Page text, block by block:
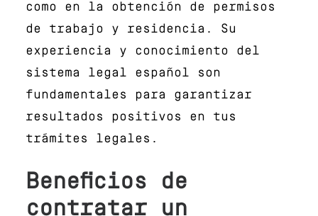
como en la obtención de permisos
de trabajo y residencia. Su
experiencia y conocimiento del
sistema legal español son
fundamentales para garantizar
resultados positivos en tus
trámites legales.
Beneficios de
contratar un